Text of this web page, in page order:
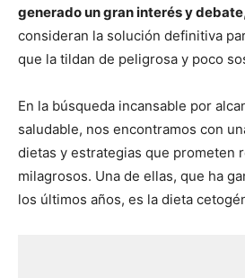
generado un gran interés y debate
consideran la solución definitiva
que la tildan de peligrosa y poco
En la búsqueda incansable por
saludable, nos encontramos con
dietas y estrategias que prometen
milagrosos. Una de ellas, que ha
los últimos años, es la dieta